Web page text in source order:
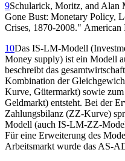
9Schularick, Moritz, and Alan
Gone Bust: Monetary Policy,
Crises, 1870-2008." American
10Das IS-LM-Modell
Money supply) ist ein Modell
beschreibt das
Kombination der
Kurve, Gütermarkt) sowie
Geldmarkt) entsteht. Bei der
Zahlungsbilanz (ZZ-Kurve)
Modell (auch IS-LM-ZZ-
Für eine Erweiterung des
Arbeitsmarkt wurde das AS-